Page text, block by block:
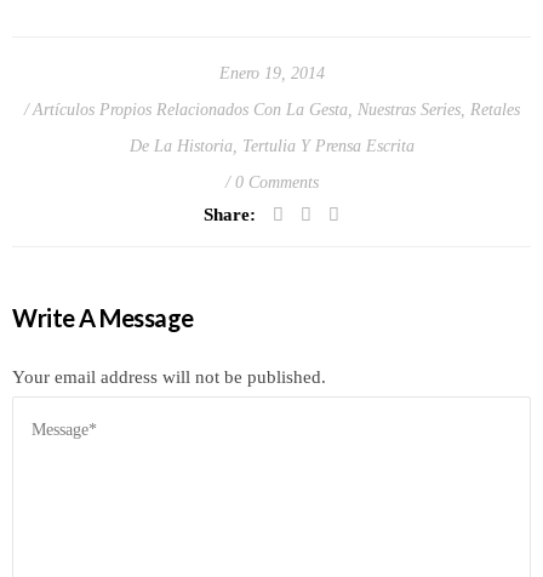
Enero 19, 2014
Artículos Propios Relacionados Con La Gesta, Nuestras Series, Retales
De La Historia, Tertulia Y Prensa Escrita
0 Comments
Share:
Write A Message
Your email address will not be published.